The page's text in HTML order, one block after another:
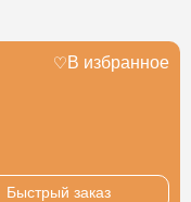
В избранное
Быстрый заказ